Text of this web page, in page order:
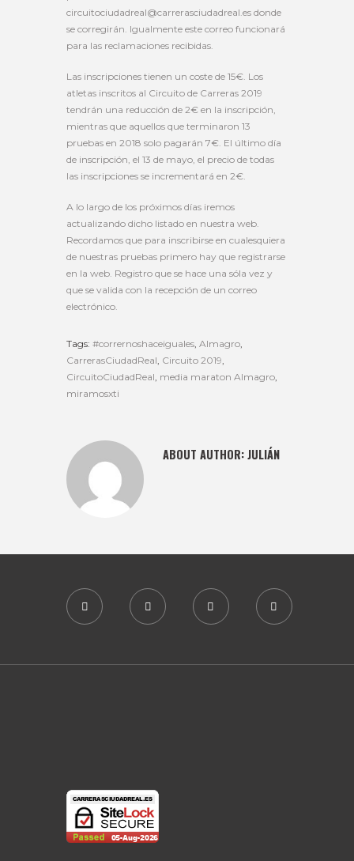
circuitociudadreal@carrerasciudadreal.es donde
se corregirán. Igualmente este correo funcionará
para las reclamaciones recibidas.
Las inscripciones tienen un coste de 15€. Los
atletas inscritos al Circuito de Carreras 2019
tendrán una reducción de 2€ en la inscripción,
mientras que aquellos que terminaron 13
pruebas en 2018 solo pagarán 7€. El último día
de inscripción, el 13 de mayo, el precio de todas
las inscripciones se incrementará en 2€.
A lo largo de los próximos días iremos
actualizando dicho listado en nuestra web.
Recordamos que para inscribirse en cualesquiera
de nuestras pruebas primero hay que registrarse
en la web. Registro que se hace una sóla vez y
que se valida con la recepción de un correo
electrónico.
Tags: #corrernoshaceiguales, Almagro,
CarrerasCiudadReal, Circuito 2019,
CircuitoCiudadReal, media maraton Almagro,
miramosxti
ABOUT AUTHOR:JULIÁN